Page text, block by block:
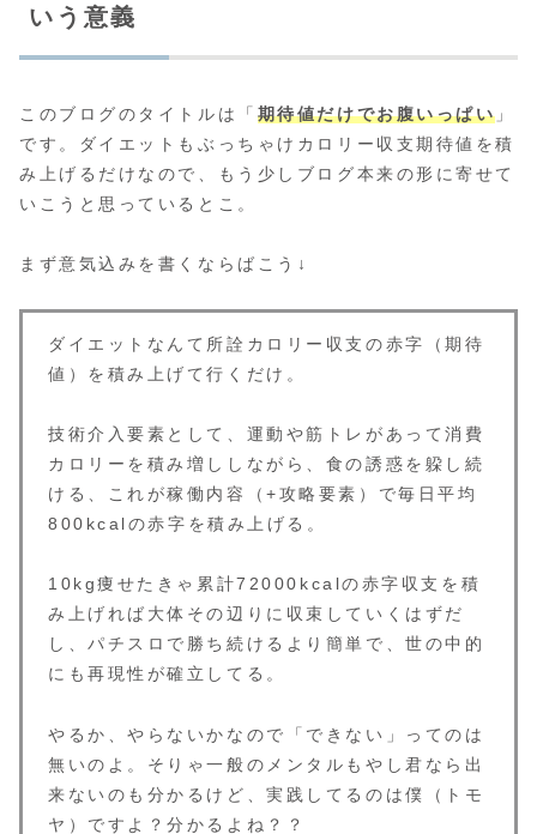
いう意義
このブログのタイトルは「 期待値だけでお腹いっぱい 」
です。ダイエットもぶっちゃけカロリー収支期待値を積
み上げるだけなので、もう少しブログ本来の形に寄せて
いこうと思っているとこ。
まず意気込みを書くならばこう↓
ダイエットなんて所詮カロリー収支の赤字（期待
値）を積み上げて行くだけ。
技術介入要素として、運動や筋トレがあって消費
カロリーを積み増ししながら、食の誘惑を躱し続
ける、これが稼働内容（+攻略要素）で毎日平均
800kcalの赤字を積み上げる。
10kg痩せたきゃ累計72000kcalの赤字収支を積
み上げれば大体その辺りに収束していくはずだ
し、パチスロで勝ち続けるより簡単で、世の中的
にも再現性が確立してる。
やるか、やらないかなので「できない」ってのは
無いのよ。そりゃ一般のメンタルもやし君なら出
来ないのも分かるけど、実践してるのは僕（トモ
ヤ）ですよ？分かるよね？？